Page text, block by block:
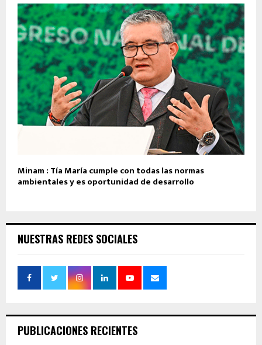
Minam : Tía María cumple con todas las normas
ambientales y es oportunidad de desarrollo
NUESTRAS REDES SOCIALES
PUBLICACIONES RECIENTES